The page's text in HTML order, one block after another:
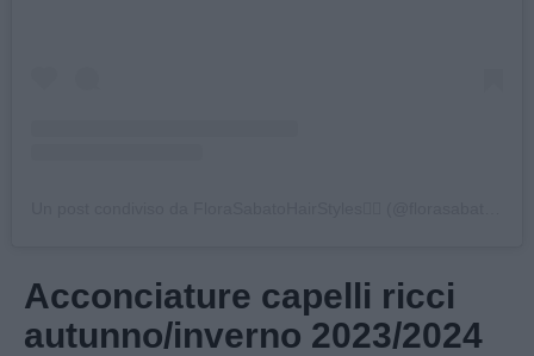
Acconciature capelli ricci
autunno/inverno 2023/2024